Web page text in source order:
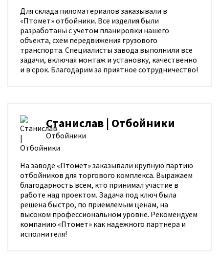
Для склада пиломатериалов заказывали в
«Птомет» отбойники. Все изделия были
разработаны с учетом планировки нашего
объекта, схем передвижения грузового
транспорта. Специалисты завода выполнили все
задачи, включая монтаж и установку, качественно
и в срок. Благодарим за приятное сотрудничество!
Станислав | Отбойники
Отбойники
На заводе «Птомет» заказывали крупную партию
отбойников для торгового комплекса. Выражаем
благодарность всем, кто принимал участие в
работе над проектом. Задача под ключ была
решена быстро, по приемлемым ценам, на
высоком профессиональном уровне. Рекомендуем
компанию «Птомет» как надежного партнера и
исполнителя!